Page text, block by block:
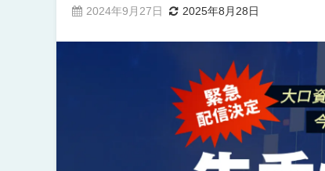
2024年9月27日 2025年8月28日